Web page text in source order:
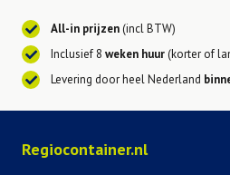
All-in prijzen(incl BTW)
Inclusief 8 weken huur(korter of
Levering door heel Nederland
Regiocontainer.nl